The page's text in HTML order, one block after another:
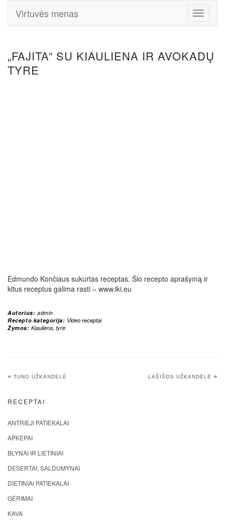
Toggle
Virtuvės menas
„FAJITA” SU KIAULIENA IR AVOKADŲ
TYRE
Edmundo Končiaus sukurtas receptas. Šio recepto aprašymą ir
kitus receptus galima rasti – www.iki.eu
Autorius: admin
Recepto kategorija: Video receptai
Žymos:Kiauliena,tyre
« TUNO UŽKANDĖLĖ LAŠIŠOS UŽKANDĖLĖ »
RECEPTAI
ANTRIEJI PATIEKALAI
APKEPAI
BLYNAI IR LIETINIAI
DESERTAI, SALDUMYNAI
DIETINIAI PATIEKALAI
GĖRIMAI
KAVA